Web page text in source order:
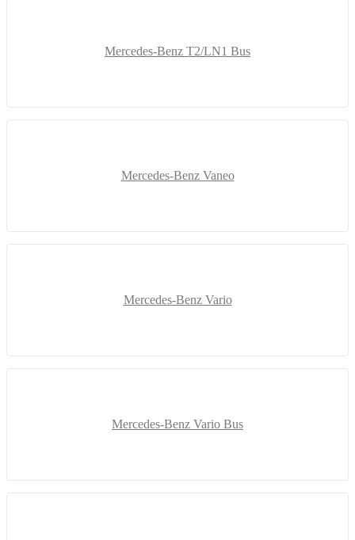
Mercedes-Benz T2/LN1 Bus
Mercedes-Benz Vaneo
Mercedes-Benz Vario
Mercedes-Benz Vario Bus